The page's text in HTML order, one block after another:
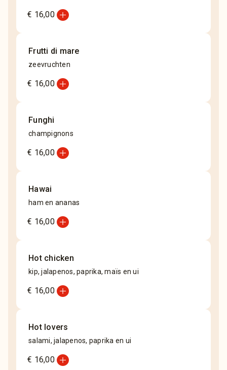
€ 16,00add_circle
Frutti di mare
zeevruchten
€ 16,00add_circle
Funghi
champignons
€ 16,00add_circle
Hawai
ham en ananas
€ 16,00add_circle
Hot chicken
kip, jalapenos, paprika, maïs en ui
€ 16,00add_circle
Hot lovers
salami, jalapenos, paprika en ui
€ 16,00add_circle